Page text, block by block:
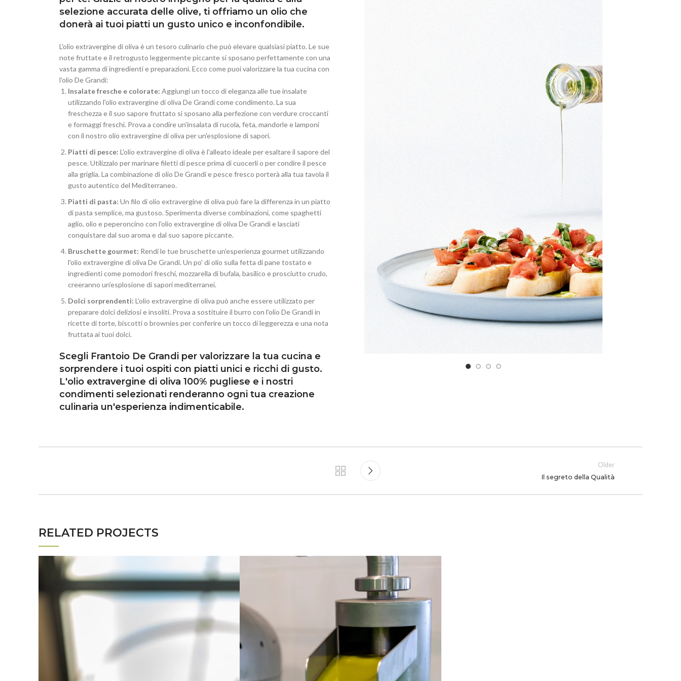
selezione accurata delle olive, ti offriamo un olio che
donerà ai tuoi piatti un gusto unico e inconfondibile.
L'olio extravergine di oliva è un tesoro culinario che può elevare qualsiasi piatto. Le sue
note fruttate e il retrogusto leggermente piccante si sposano perfettamente con una
vasta gamma di ingredienti e preparazioni. Ecco come puoi valorizzare la tua cucina con
l'olio De Grandi:
Insalate fresche e colorate: Aggiungi un tocco di eleganza alle tue insalate
utilizzando l'olio extravergine di oliva De Grandi come condimento. La sua
freschezza e il suo sapore fruttato si sposano alla perfezione con verdure croccanti
e formaggi freschi. Prova a condire un'insalata di rucola, feta, mandorle e lamponi
con il nostro olio extravergine di oliva per un'esplosione di sapori.
Piatti di pesce: L'olio extravergine di oliva è l'alleato ideale per esaltare il sapore del
pesce. Utilizzalo per marinare filetti di pesce prima di cuocerli o per condire il pesce
alla griglia. La combinazione di olio De Grandi e pesce fresco porterà alla tua tavola il
gusto autentico del Mediterraneo.
Piatti di pasta: Un filo di olio extravergine di oliva può fare la differenza in un piatto
di pasta semplice, ma gustoso. Sperimenta diverse combinazioni, come spaghetti
aglio, olio e peperoncino con l'olio extravergine di oliva De Grandi e lasciati
conquistare dal suo aroma e dal suo sapore piccante.
Bruschette gourmet: Rendi le tue bruschette un'esperienza gourmet utilizzando
l'olio extravergine di oliva De Grandi. Un po' di olio sulla fetta di pane tostato e
ingredienti come pomodori freschi, mozzarella di bufala, basilico e prosciutto crudo,
creeranno un'esplosione di sapori mediterranei.
Dolci sorprendenti: L'olio extravergine di oliva può anche essere utilizzato per
preparare dolci deliziosi e insoliti. Prova a sostituire il burro con l'olio De Grandi in
ricette di torte, biscotti o brownies per conferire un tocco di leggerezza e una nota
fruttata ai tuoi dolci.
Scegli Frantoio De Grandi per valorizzare la tua cucina e
sorprendere i tuoi ospiti con piatti unici e ricchi di gusto.
L'olio extravergine di oliva 100% pugliese e i nostri
condimenti selezionati renderanno ogni tua creazione
culinaria un'esperienza indimenticabile.
Older
Il segreto della Qualità
RELATED PROJECTS